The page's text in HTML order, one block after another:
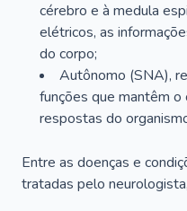
cérebro e à medula
elétricos, as
do corpo;
Autônomo (SNA),
funções que mantêm
respostas do
Entre as doenças e
tratadas pelo